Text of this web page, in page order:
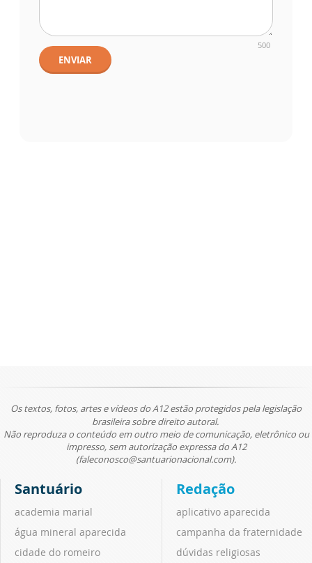
500
ENVIAR
Os textos, fotos, artes e vídeos do A12 estão protegidos pela legislação
brasileira sobre direito autoral.
Não reproduza o conteúdo em outro meio de comunicação, eletrônico ou
impresso, sem autorização expressa do A12
(faleconosco@santuarionacional.com).
Santuário
academia marial
água mineral aparecida
cidade do romeiro
Redação
aplicativo aparecida
campanha da fraternidade
dúvidas religiosas